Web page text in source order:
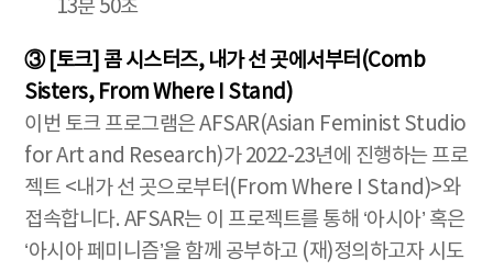
13분 50초
③ [토크] 콤 시스터즈, 내가 선 곳에서부터(Comb
Sisters, From Where I Stand)
이번 토크 프로그램은 AFSAR(Asian Feminist Studio
for Art and Research)가 2022-23년에 진행하는 프로
젝트 <내가 선 곳으로부터(From Where I Stand)>와
접속합니다. AFSAR는 이 프로젝트를 통해 ‘아시아’ 혹은
‘아시아 페미니즘’을 함께 공부하고 (재)정의하고자 시도